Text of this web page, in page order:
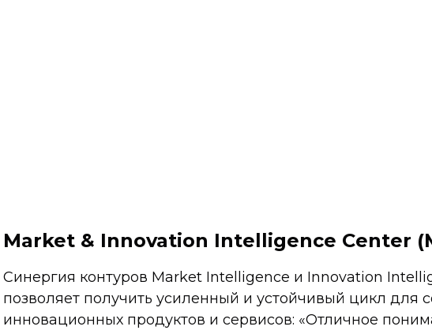
Market & Innovation Intelligence Center
Синергия контуров Market Intelligence и Innovation
позволяет получить усиленный и устойчивый цикл для
инновационных продуктов и сервисов: «Отличное